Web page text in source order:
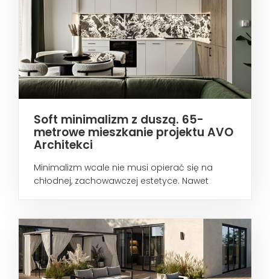
Soft minimalizm z duszą. 65-
metrowe mieszkanie projektu AVO
Architekci
Minimalizm wcale nie musi opierać się na
chłodnej, zachowawczej estetyce. Nawet